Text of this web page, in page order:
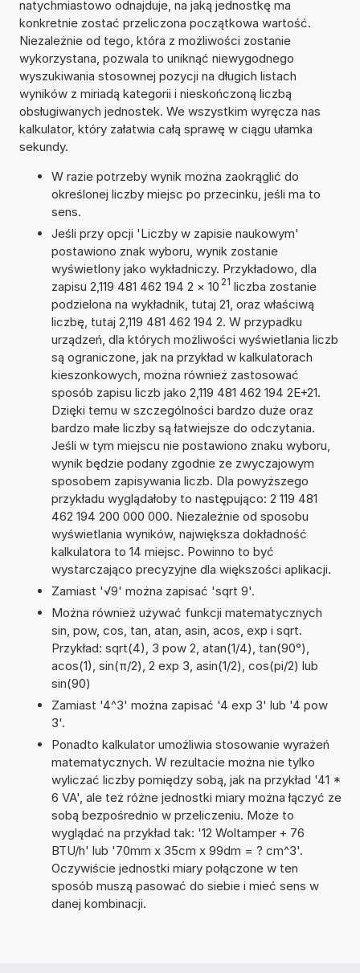
natychmiastowo odnajduje, na jaką jednostkę ma
konkretnie zostać przeliczona początkowa wartość.
Niezależnie od tego, która z możliwości zostanie
wykorzystana, pozwala to uniknąć niewygodnego
wyszukiwania stosownej pozycji na długich listach
wyników z miriadą kategorii i nieskończoną liczbą
obsługiwanych jednostek. We wszystkim wyręcza nas
kalkulator, który załatwia całą sprawę w ciągu ułamka
sekundy.
W razie potrzeby wynik można zaokrąglić do
określonej liczby miejsc po przecinku, jeśli ma to
sens.
Jeśli przy opcji 'Liczby w zapisie naukowym'
postawiono znak wyboru, wynik zostanie
wyświetlony jako wykładniczy. Przykładowo, dla
zapisu 2,119 481 462 194 2 × 10 21 liczba zostanie
podzielona na wykładnik, tutaj 21, oraz właściwą
liczbę, tutaj 2,119 481 462 194 2. W przypadku
urządzeń, dla których możliwości wyświetlania liczb
są ograniczone, jak na przykład w kalkulatorach
kieszonkowych, można również zastosować
sposób zapisu liczb jako 2,119 481 462 194 2E+21.
Dzięki temu w szczególności bardzo duże oraz
bardzo małe liczby są łatwiejsze do odczytania.
Jeśli w tym miejscu nie postawiono znaku wyboru,
wynik będzie podany zgodnie ze zwyczajowym
sposobem zapisywania liczb. Dla powyższego
przykładu wyglądałoby to następująco: 2 119 481
462 194 200 000 000. Niezależnie od sposobu
wyświetlania wyników, największa dokładność
kalkulatora to 14 miejsc. Powinno to być
wystarczająco precyzyjne dla większości aplikacji.
Zamiast '√9' można zapisać 'sqrt 9'.
Można również używać funkcji matematycznych
sin, pow, cos, tan, atan, asin, acos, exp i sqrt.
Przykład: sqrt(4), 3 pow 2, atan(1/4), tan(90°),
acos(1), sin(π/2), 2 exp 3, asin(1/2), cos(pi/2) lub
sin(90)
Zamiast '4^3' można zapisać '4 exp 3' lub '4 pow
3'.
Ponadto kalkulator umożliwia stosowanie wyrażeń
matematycznych. W rezultacie można nie tylko
wyliczać liczby pomiędzy sobą, jak na przykład '41 *
6 VA', ale też różne jednostki miary można łączyć ze
sobą bezpośrednio w przeliczeniu. Może to
wyglądać na przykład tak: '12 Woltamper + 76
BTU/h' lub '70mm x 35cm x 99dm = ? cm^3'.
Oczywiście jednostki miary połączone w ten
sposób muszą pasować do siebie i mieć sens w
danej kombinacji.